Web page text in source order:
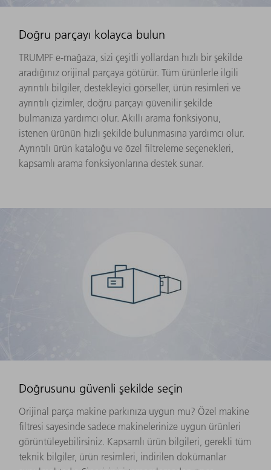
Doğru parçayı kolayca bulun
TRUMPF e-mağaza, sizi çeşitli yollardan hızlı bir şekilde
aradığınız orijinal parçaya götürür. Tüm ürünlerle ilgili
ayrıntılı bilgiler, destekleyici görseller, ürün resimleri ve
ayrıntılı çizimler, doğru parçayı güvenilir şekilde
bulmanıza yardımcı olur. Akıllı arama fonksiyonu,
istenen ürünün hızlı şekilde bulunmasına yardımcı olur.
Ayrıntılı ürün kataloğu ve özel filtreleme seçenekleri,
kapsamlı arama fonksiyonlarına destek sunar.
Doğrusunu güvenli şekilde seçin
Orijinal parça makine parkınıza uygun mu? Özel makine
filtresi sayesinde sadece makinelerinize uygun ürünleri
görüntüleyebilirsiniz. Kapsamlı ürün bilgileri, gerekli tüm
teknik bilgiler, ürün resimleri, indirilen dokümanlar